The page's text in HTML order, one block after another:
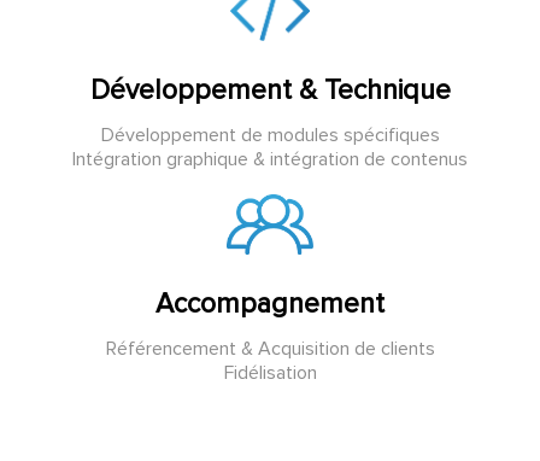
Développement & Technique
Développement de modules spécifiques
Intégration graphique & intégration de contenus
Accompagnement
Référencement & Acquisition de clients
Fidélisation